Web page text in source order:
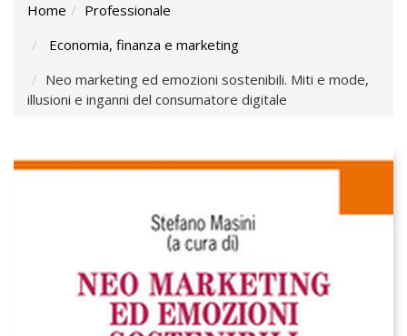
Home
Professionale
Economia, finanza e marketing
Neo marketing ed emozioni sostenibili. Miti e mode,
illusioni e inganni del consumatore digitale